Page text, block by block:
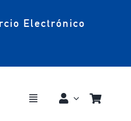
Electrónico
Toggle